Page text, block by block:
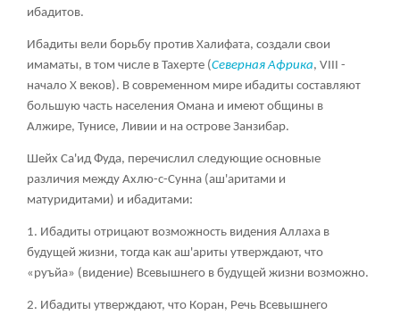
ибадитов.
Ибадиты вели борьбу против Халифата, создали свои
имаматы, в том числе в Тахерте (Северная Африка, VIII -
начало X веков). В современном мире ибадиты составляют
большую часть населения Омана и имеют общины в
Алжире, Тунисе, Ливии и на острове Занзибар.
Шейх Са'ид Фуда, перечислил следующие основные
различия между Ахлю-с-Сунна (аш'аритами и
матуридитами) и ибадитами:
1. Ибадиты отрицают возможность видения Аллаха в
будущей жизни, тогда как аш'ариты утверждают, что
«руъйа» (видение) Всевышнего в будущей жизни возможно.
2. Ибадиты утверждают, что Коран, Речь Всевышнего